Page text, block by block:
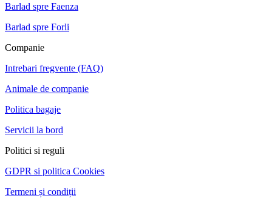
Barlad spre Faenza
Barlad spre Forli
Companie
Intrebari fregvente (FAQ)
Animale de companie
Politica bagaje
Servicii la bord
Politici si reguli
GDPR si politica Cookies
Termeni și condiții